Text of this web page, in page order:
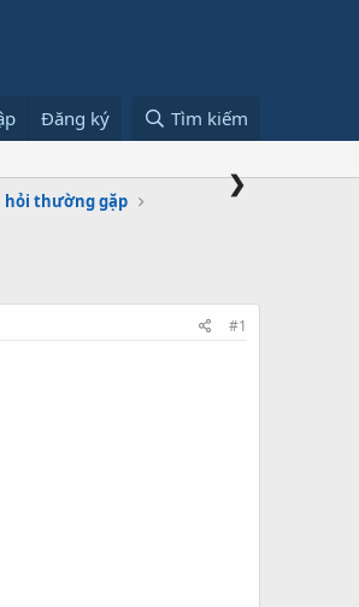
Đăng ký Tìm kiếm
❯
hỏi thường gặp
#1